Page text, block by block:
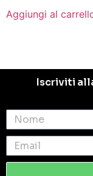
Aggiungi al
Iscriviti